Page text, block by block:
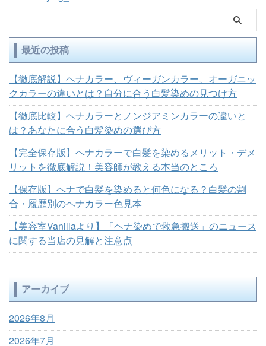
最近の投稿
【徹底解説】ヘナカラー、ヴィーガンカラー、オーガニッ
クカラーの違いとは？自分に合う白髪染めの見つけ方
【徹底比較】ヘナカラーとノンジアミンカラーの違いと
は？あなたに合う白髪染めの選び方
【完全保存版】ヘナカラーで白髪を染めるメリット・デメ
リットを徹底解説！美容師が教える本当のところ
【保存版】ヘナで白髪を染めると何色になる？白髪の割
合・履歴別のヘナカラー色見本
【美容室Vanillaより】「ヘナ染めで救急搬送」のニュース
に関する当店の見解と注意点
アーカイブ
2026年8月
2026年7月